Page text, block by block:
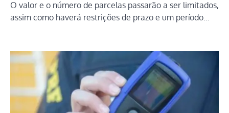
O valor e o número de parcelas passarão a ser limitados,
assim como haverá restrições de prazo e um período…